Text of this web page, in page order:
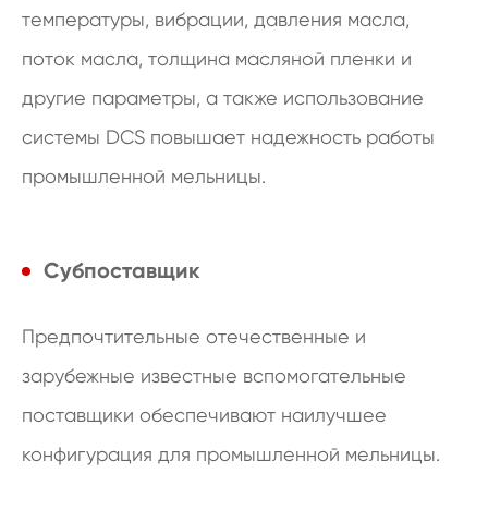
температуры, вибрации, давления масла,
поток масла, толщина масляной пленки и
другие параметры, а также использование
системы DCS повышает надежность работы
промышленной мельницы.
Субпоставщик
Предпочтительные отечественные и
зарубежные известные вспомогательные
поставщики обеспечивают наилучшее
конфигурация для промышленной мельницы.